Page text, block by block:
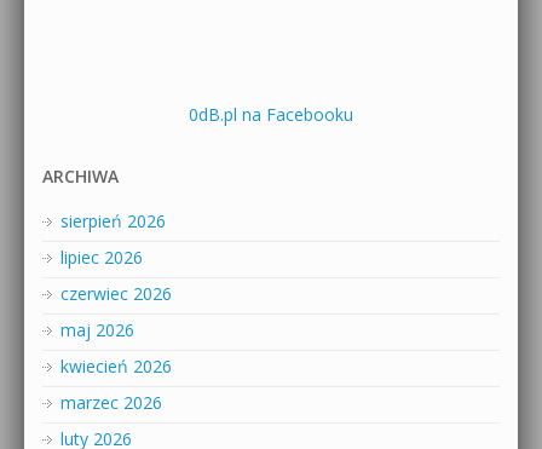
0dB.pl na Facebooku
ARCHIWA
sierpień 2026
lipiec 2026
czerwiec 2026
maj 2026
kwiecień 2026
marzec 2026
luty 2026